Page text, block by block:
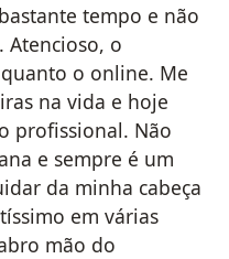
tempo e não
Atencioso, o
o online. Me
na vida e hoje
profissional. Não
e sempre é um
da minha cabeça
em várias
mão do